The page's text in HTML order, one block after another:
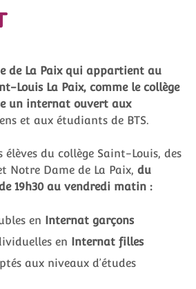
de La Paix qui appartient au
Louis La Paix, comme le collège
un internat ouvert aux
et aux étudiants de BTS.
élèves du collège Saint-Louis, des
Notre Dame de La Paix, du
19h30 au vendredi matin :
en
Internat garçons
en
Internat filles
aux niveaux d’études